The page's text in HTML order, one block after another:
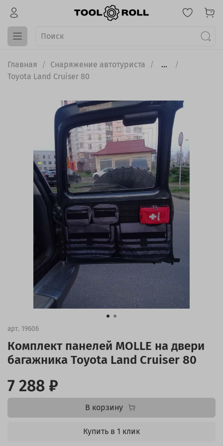
Главная Снаряжение автотуриста
...
Toyota Land Cruiser 80
арт. 19606
Комплект панелей MOLLE на двери
багажника Toyota Land Cruiser 80
7 288 ₽
В корзину
Купить в 1 клик